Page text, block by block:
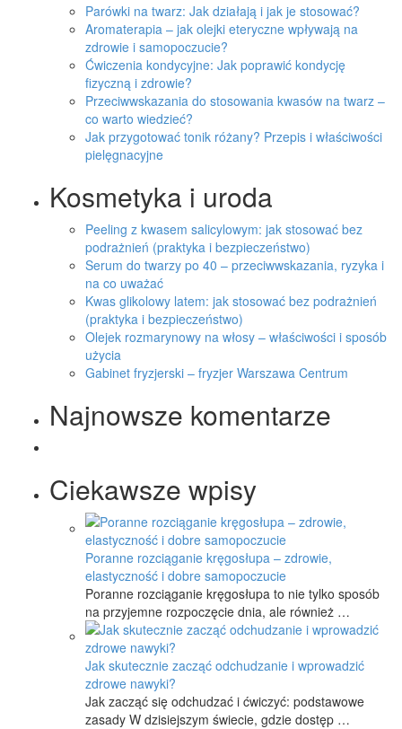
Parówki na twarz: Jak działają i jak je stosować?
Aromaterapia – jak olejki eteryczne wpływają na
zdrowie i samopoczucie?
Ćwiczenia kondycyjne: Jak poprawić kondycję
fizyczną i zdrowie?
Przeciwwskazania do stosowania kwasów na twarz –
co warto wiedzieć?
Jak przygotować tonik różany? Przepis i właściwości
pielęgnacyjne
Kosmetyka i uroda
Peeling z kwasem salicylowym: jak stosować bez
podrażnień (praktyka i bezpieczeństwo)
Serum do twarzy po 40 – przeciwwskazania, ryzyka i
na co uważać
Kwas glikolowy latem: jak stosować bez podrażnień
(praktyka i bezpieczeństwo)
Olejek rozmarynowy na włosy – właściwości i sposób
użycia
Gabinet fryzjerski – fryzjer Warszawa Centrum
Najnowsze komentarze
Ciekawsze wpisy
Poranne rozciąganie kręgosłupa – zdrowie,
elastyczność i dobre samopoczucie
Poranne rozciąganie kręgosłupa to nie tylko sposób
na przyjemne rozpoczęcie dnia, ale również …
Jak skutecznie zacząć odchudzanie i wprowadzić
zdrowe nawyki?
Jak zacząć się odchudzać i ćwiczyć: podstawowe
zasady W dzisiejszym świecie, gdzie dostęp …